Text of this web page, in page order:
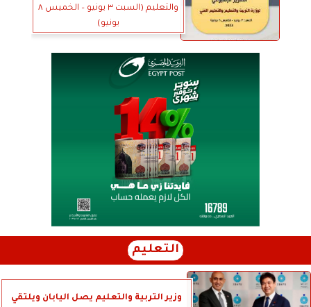
والتعليم (السبت ٣ يونيو – الخميس ٨
يونيو)
التعليم
وزير التربية والتعليم يصل اليابان ويلتقي